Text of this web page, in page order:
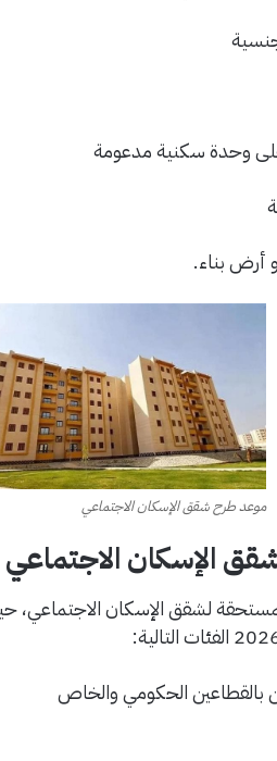
موعد طرح شقق الإسكان الاجتماعي
الإسكان الاجتماعي
لشقق الإسكان الاجتماعي،